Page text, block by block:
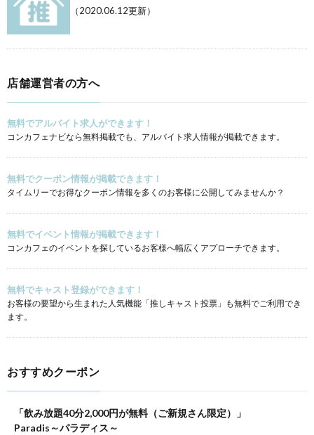
（2020.06.12更新）
店舗運営者の方へ
無料でアルバイト求人ができます！
コンカフェナビなら無料掲載でも、アルバイト求人情報が掲載できます。
無料でクーポン情報が掲載できます！
タイムリーでお得なクーポン情報を多くのお客様に公開してみませんか？
無料でイベント情報が掲載できます！
コンカフェのイベントを探しているお客様へ幅広くアプローチできます。
無料でキャスト登録ができます！
お客様の要望から生まれた人気機能「推しキャスト投票」も無料でご利用でき
ます。
おすすめクーポン
「飲み放題40分2,000円が無料（ご新規さん限定）」
Paradis～パラディス～